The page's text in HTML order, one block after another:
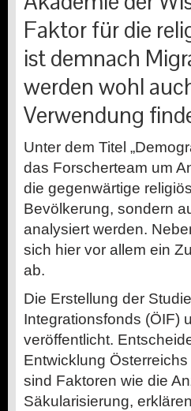
Faktor für die
ist demnach
werden wohl
Verwendung
Unter dem Titel
das Forscherteam um
die gegenwärtige
Bevölkerung, sondern
analysiert werden.
sich hier vor allem ein
ab.
Die Erstellung der
Integrationsfonds (ÖIF)
veröffentlicht.
Entwicklung
sind Faktoren wie die
Säkularisierung,